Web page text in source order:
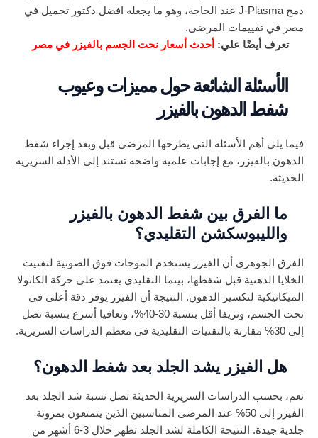
دمج J-Plasma عند الحاجة، وهو ما يجعله افضل دكتور تجميل في
مصر في تقييمات المرضى.
تعرف أيضًا علي: أحدث أسعار نحت الجسم بالفيزر في مصر
الأسئلة الشائعة حول مميزات وعيوب
شفط الدهون بالفيزر
فيما يلي أهم الأسئلة التي يطرحها المرضى قبل وبعد إجراء شفط
الدهون بالفيزر، مع إجابات علمية واضحة تستند إلى الأدلة السريرية
الحديثة.
ما الفرق بين شفط الدهون بالفيزر
والليبوسكشن التقليدي؟
الفرق الجوهري أن الفيزر يستخدم الموجات فوق الصوتية لتفتيت
الخلايا الدهنية قبل شفطها، بينما التقليدي يعتمد على حركة الكانولا
الميكانيكية لتكسير الدهون. النتيجة أن الفيزر يوفر دقة أعلى في
نحت الجسم، ونزيفا أقل بنسبة 30-40%، وتعافيا أسرع بنسبة تصل
إلى 30% مقارنة بالتقنيات التقليدية في معظم الدراسات السريرية.
هل الفيزر يشد الجلد بعد شفط الدهون؟
نعم، بحسب الدراسات السريرية الحديثة تصل نسبة شد الجلد بعد
الفيزر إلى 50% عند المرضى المناسبين الذين يتمتعون بمرونة
جلدية جيدة. النتيجة الكاملة لشد الجلد تظهر خلال 3-6 أشهر من